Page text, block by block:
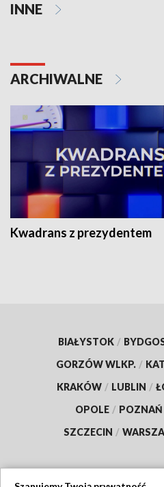
INNE
ARCHIWALNE
Kwadrans z prezydentem
BIAŁYSTOK /
GORZÓW WLKP. /
KRAKÓW / LUBLIN /
OPOLE / POZNAŃ
SZCZECIN /